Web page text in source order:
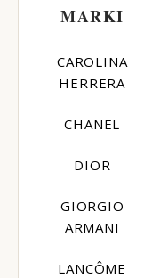
MARKI
CAROLINA
HERRERA
CHANEL
DIOR
GIORGIO
ARMANI
LANCÔME